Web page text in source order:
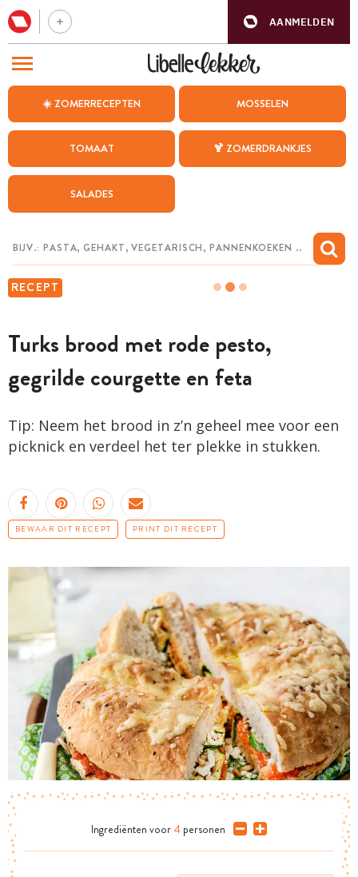
AANMELDEN
☀️ ZOMERRECEPTEN MOSSELEN
TOMAAT 🍹 ZOMERDRANKJES
SALADES
RECEPT
Turks brood met rode pesto,
gegrilde courgette en feta
Tip: Neem het brood in z’n geheel mee voor een
picknick en verdeel het ter plekke in stukken.
BEWAAR DIT RECEPT PRINT DIT RECEPT
Ingrediënten voor 4 personen
BEZOEK ONZE ANDERE WEBSITES
WEEKMENU
CHAT MET MAIA
MIJN BEWAARDE RECEPTEN